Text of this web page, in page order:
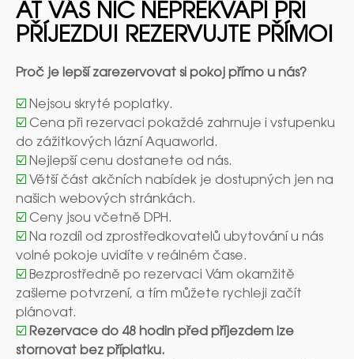
AŤ VÁS NIC NEPŘEKVAPÍ PŘI
PŘÍJEZDU! REZERVUJTE PŘÍMO!
Proč je lepší zarezervovat si pokoj přímo u nás?
☑️ Nejsou skryté poplatky.
☑️ Cena při rezervaci pokaždé zahrnuje i vstupenku
do zážitkových lázní Aquaworld.
☑️ Nejlepší cenu dostanete od nás.
☑️ Větší část akčních nabídek je dostupných jen na
našich webových stránkách.
☑️ Ceny jsou včetně DPH.
☑️ Na rozdíl od zprostředkovatelů ubytování u nás
volné pokoje uvidíte v reálném čase.
☑️ Bezprostředně po rezervaci Vám okamžitě
zašleme potvrzení, a tím můžete rychleji začít
plánovat.
☑️ Rezervace do 48 hodin před příjezdem lze
stornovat bez příplatku.